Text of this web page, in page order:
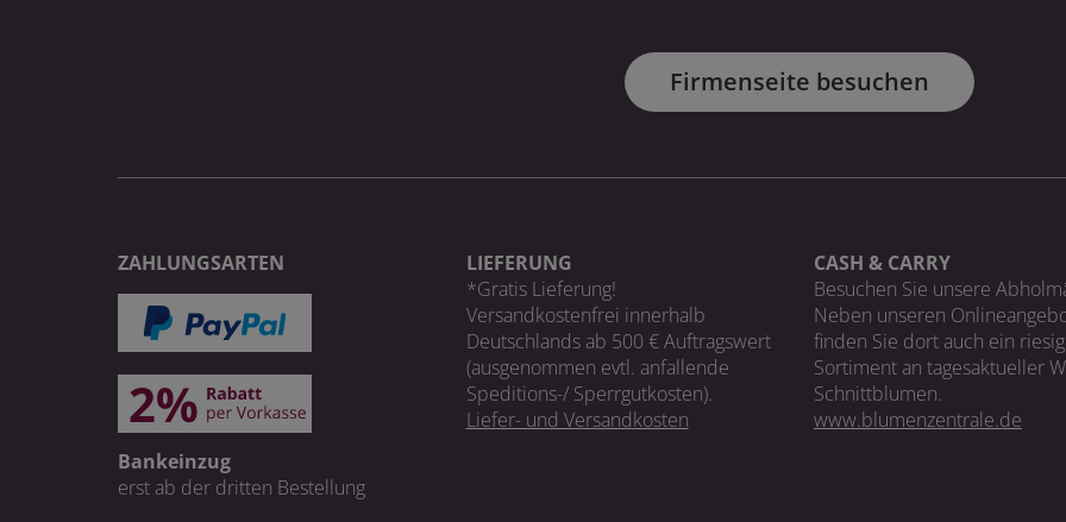
Firmenseite besuchen
ZAHLUNGSARTEN
Bankeinzug
erst ab der dritten Bestellung
LIEFERUNG
*Gratis Lieferung!
Versandkostenfrei innerhalb
Deutschlands ab 500 € Auftragswert
(ausgenommen evtl. anfallende
Speditions-/ Sperrgutkosten).
Liefer- und Versandkosten
CASH & CARRY
Besuchen Sie unsere
Neben unseren
finden Sie dort auch ein
Sortiment an tagesaktueller
Schnittblumen.
www.blumenzentrale.de